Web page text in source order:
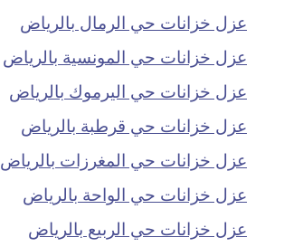
عزل خزانات حي الرمال بالرياض
عزل خزانات حي المونسية بالرياض
عزل خزانات حي اليرموك بالرياض
عزل خزانات حي قرطبة بالرياض
عزل خزانات حي المغرزات بالرياض
عزل خزانات حي الواحة بالرياض
عزل خزانات حي الربيع بالرياض